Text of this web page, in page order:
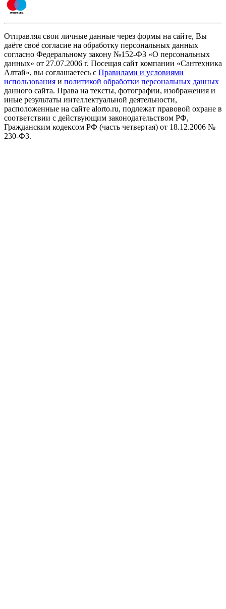
Отправляя свои личные данные через формы на сайте, Вы
даёте своё согласие на обработку персональных данных
согласно Федеральному закону №152-ФЗ «О персональных
данных» от 27.07.2006 г. Посещая сайт компании «Cантехника
Алтай», вы соглашаетесь с Правилами и условиями
использования и политикой обработки персональных данных
данного сайта. Права на тексты, фотографии, изображения и
иные результаты интеллектуальной деятельности,
расположенные на сайте alorto.ru, подлежат правовой охране в
соответствии с действующим законодательством РФ,
Гражданским кодексом РФ (часть четвертая) от 18.12.2006 №
230-ФЗ.